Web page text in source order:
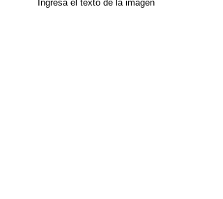
Ingresa el texto de la imagen